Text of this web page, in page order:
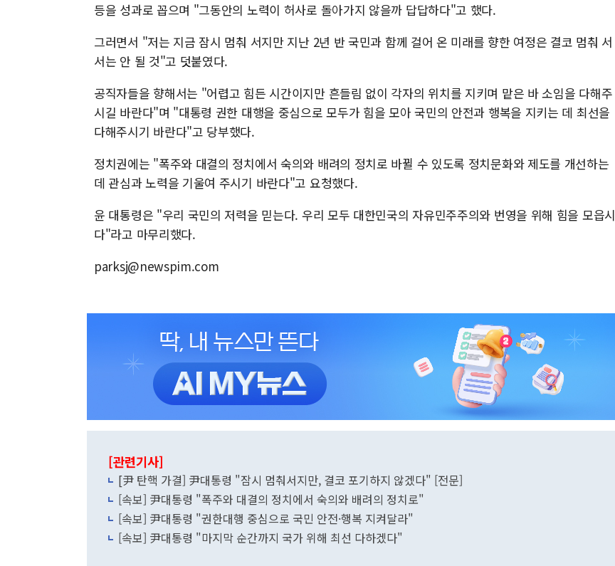
등을 성과로 꼽으며 "그동안의 노력이 허사로 돌아가지 않을까 답답하다"고 했다.
그러면서 "저는 지금 잠시 멈춰 서지만 지난 2년 반 국민과 함께 걸어 온 미래를 향한 여정은 결코 멈춰 서
서는 안 될 것"고 덧붙였다.
공직자들을 향해서는 "어렵고 힘든 시간이지만 흔들림 없이 각자의 위치를 지키며 맡은 바 소임을 다해주
시길 바란다"며 "대통령 권한 대행을 중심으로 모두가 힘을 모아 국민의 안전과 행복을 지키는 데 최선을
다해주시기 바란다"고 당부했다.
정치권에는 "폭주와 대결의 정치에서 숙의와 배려의 정치로 바뀔 수 있도록 정치문화와 제도를 개선하는
데 관심과 노력을 기울여 주시기 바란다"고 요청했다.
윤 대통령은 "우리 국민의 저력을 믿는다. 우리 모두 대한민국의 자유민주주의와 번영을 위해 힘을 모읍시
다"라고 마무리했다.
parksj@newspim.com
[관련기사]
[尹 탄핵 가결] 尹대통령 "잠시 멈춰서지만, 결코 포기하지 않겠다" [전문]
[속보] 尹대통령 "폭주와 대결의 정치에서 숙의와 배려의 정치로"
[속보] 尹대통령 "권한대행 중심으로 국민 안전·행복 지켜달라"
[속보] 尹대통령 "마지막 순간까지 국가 위해 최선 다하겠다"